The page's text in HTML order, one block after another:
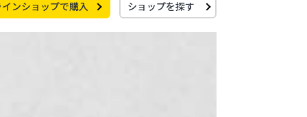
ンショップで購入 ショップを探す